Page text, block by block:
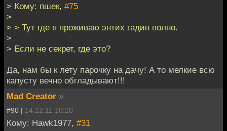
> Кому: пшек, #75
>
> > Тут где я проживаю энтих гадин полно.
>
> Если не секрет, где это?
Да, нам бы к лету парочку на дачу! А то мелкие всю
капусту вечно обгладывают!!!
Mad Creator »
#90 | 14.12.11 10:20
Кому: Hawk1977, #31